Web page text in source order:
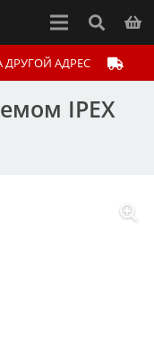
АДРЕС
IPEX